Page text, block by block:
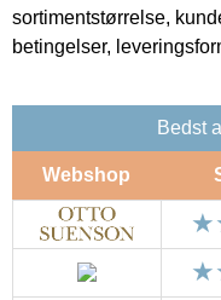
sortimentstørrelse,
betingelser,
Bedst
Webshop